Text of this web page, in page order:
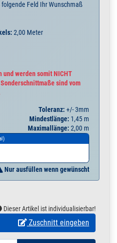
Feld Ihr Wunschmaß
2,00 Meter
werden somit NICHT
sind vom
Toleranz: +/- 3mm
Mindestlänge: 1,45 m
Maximallänge: 2,00 m
Nur ausfüllen wenn gewünscht
Dieser Artikel ist individualisierbar!
Zuschnitt eingeben